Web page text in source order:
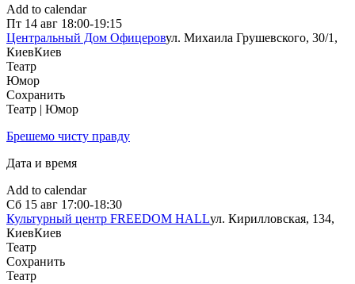
Add to calendar
Пт 14 авг 18:00-19:15
Центральный Дом Офицеровул. Михаила Грушевского, 30/1,
КиевКиев
Театр
Юмор
Сохранить
Театр | Юмор
Брешемо чисту правду
Дата и время
Add to calendar
Сб 15 авг 17:00-18:30
Культурный центр FREEDOM HALLул. Кирилловская, 134,
КиевКиев
Театр
Сохранить
Театр